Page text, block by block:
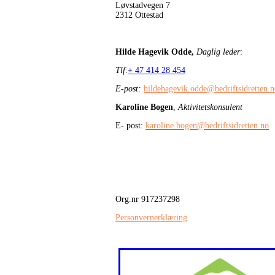
Løvstadvegen 7
2312 Ottestad
Hilde Hagevik Odde, Daglig leder:
Tlf:+ 47 414 28 454
E-post:
Karoline Bogen Aktivitetskonsulent
E- post: karoline.bogen@bedriftsidretten.no
Org.nr 917237298
Personvernerklæring